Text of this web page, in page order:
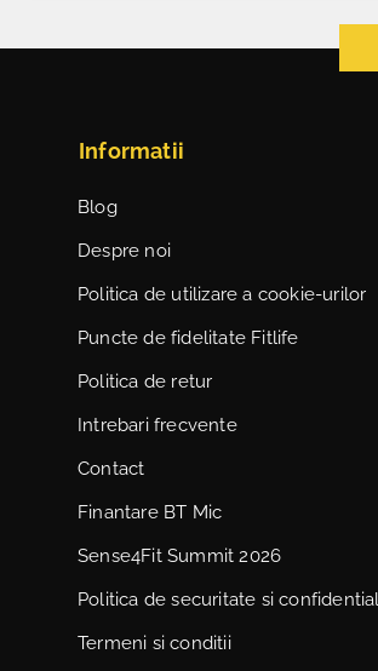
Informatii
Blog
Despre noi
Politica de utilizare a cookie-urilor
Puncte de fidelitate Fitlife
Politica de retur
Intrebari frecvente
Contact
Finantare BT Mic
Sense4Fit Summit 2026
Politica de securitate si
Termeni si conditii